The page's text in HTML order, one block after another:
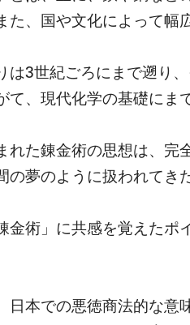
た、国や文化によって幅
は3世紀ごろにまで遡り
て、現代化学の基礎にま
れた錬金術の思想は、完
の夢のように扱われてき
金術」に共感を覚えたポ
日本での悪徳商法的な意